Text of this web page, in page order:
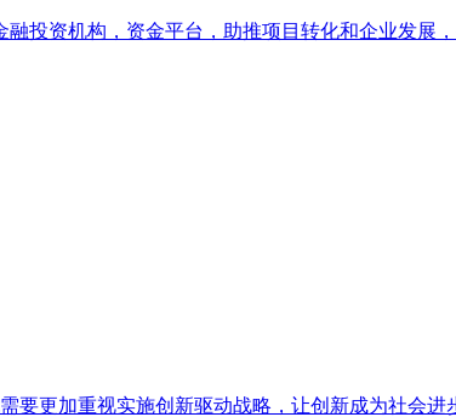
投资机构，资金平台，助推项目转化和企业发展
要更加重视实施创新驱动战略，让创新成为社会